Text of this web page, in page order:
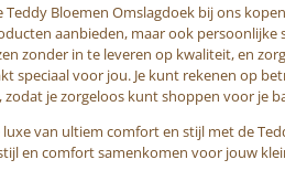
Teddy Bloemen Omslagdoek bij ons
aanbieden, maar ook persoonlijke
zonder in te leveren op kwaliteit, en
speciaal voor jou. Je kunt rekenen op
zodat je zorgeloos kunt shoppen voor je
luxe van ultiem comfort en stijl met de
en comfort samenkomen voor jouw